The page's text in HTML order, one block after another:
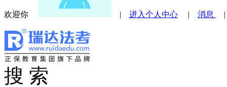
欢迎你 | 进入个人中心 | 消息
搜 索